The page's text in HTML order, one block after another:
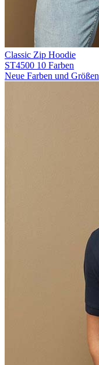
Classic Zip Hoodie
ST4500 10 Farben
Neue Farben und Größen